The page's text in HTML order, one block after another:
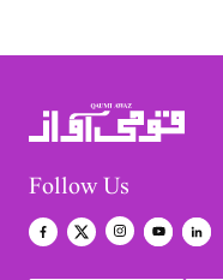
Follow Us